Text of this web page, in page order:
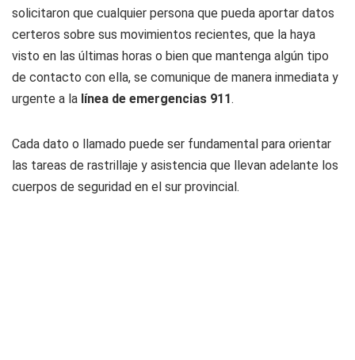
solicitaron que cualquier persona que pueda aportar datos
certeros sobre sus movimientos recientes, que la haya
visto en las últimas horas o bien que mantenga algún tipo
de contacto con ella, se comunique de manera inmediata y
urgente a la línea de emergencias 911.
Cada dato o llamado puede ser fundamental para orientar
las tareas de rastrillaje y asistencia que llevan adelante los
cuerpos de seguridad en el sur provincial.